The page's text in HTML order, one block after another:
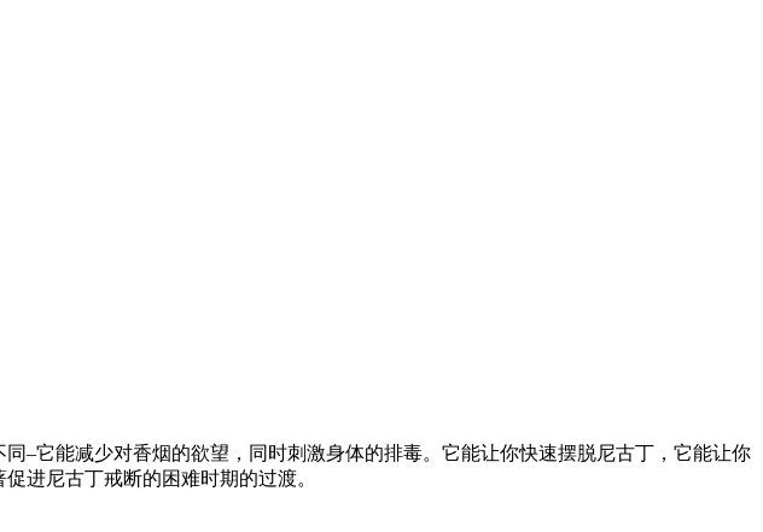
–它能减少对香烟的欲望，同时刺激身体的排毒。它能让你快速摆脱尼古丁，它能让你
进尼古丁戒断的困难时期的过渡。